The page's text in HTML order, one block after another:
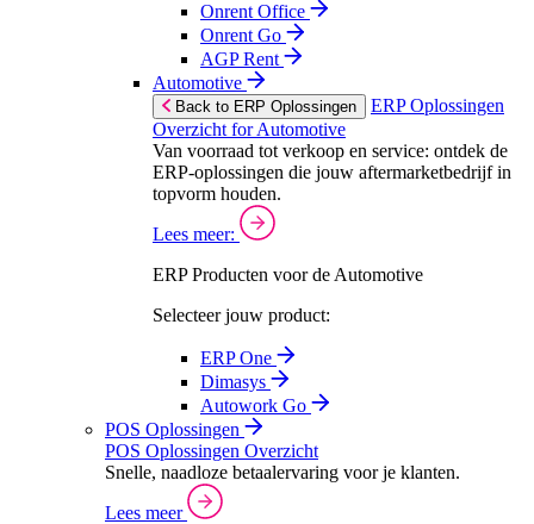
Onrent Office
Onrent Go
AGP Rent
Automotive
Back to ERP Oplossingen
ERP Oplossingen
Overzicht for Automotive
Van voorraad tot verkoop en service: ontdek de
ERP-oplossingen die jouw aftermarketbedrijf in
topvorm houden.
Lees meer:
ERP Producten voor de Automotive
Selecteer jouw product:
ERP One
Dimasys
Autowork Go
POS Oplossingen
POS Oplossingen Overzicht
Snelle, naadloze betaalervaring voor je klanten.
Lees meer